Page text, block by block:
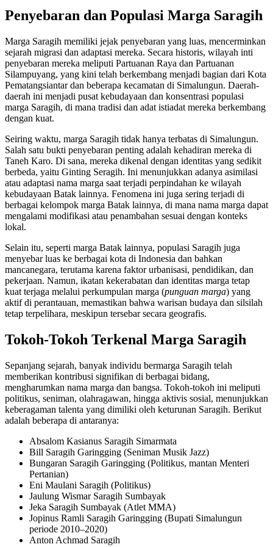
Penyebaran dan Populasi Marga Saragih
Marga Saragih memiliki jejak penyebaran yang luas, mencerminkan
sejarah migrasi dan adaptasi mereka. Secara historis, wilayah inti
penyebaran mereka meliputi Partuanan Raya dan Partuanan
Silampuyang, yang kini telah berkembang menjadi bagian dari Kota
Pematangsiantar dan beberapa kecamatan di Simalungun. Daerah-
daerah ini menjadi pusat kebudayaan dan konsentrasi populasi
marga Saragih, di mana tradisi dan adat istiadat mereka berkembang
dengan kuat.
Seiring waktu, marga Saragih tidak hanya terbatas di Simalungun.
Salah satu bukti penyebaran penting adalah kehadiran mereka di
Taneh Karo. Di sana, mereka dikenal dengan identitas yang sedikit
berbeda, yaitu Ginting Seragih. Ini menunjukkan adanya asimilasi
atau adaptasi nama marga saat terjadi perpindahan ke wilayah
kebudayaan Batak lainnya. Fenomena ini juga sering terjadi di
berbagai kelompok marga Batak lainnya, di mana nama marga dapat
mengalami modifikasi atau penambahan sesuai dengan konteks
lokal.
Selain itu, seperti marga Batak lainnya, populasi Saragih juga
menyebar luas ke berbagai kota di Indonesia dan bahkan
mancanegara, terutama karena faktor urbanisasi, pendidikan, dan
pekerjaan. Namun, ikatan kekerabatan dan identitas marga tetap
kuat terjaga melalui perkumpulan marga (punguan marga) yang
aktif di perantauan, memastikan bahwa warisan budaya dan silsilah
tetap terpelihara, meskipun tersebar secara geografis.
Tokoh-Tokoh Terkenal Marga Saragih
Sepanjang sejarah, banyak individu bermarga Saragih telah
memberikan kontribusi signifikan di berbagai bidang,
mengharumkan nama marga dan bangsa. Tokoh-tokoh ini meliputi
politikus, seniman, olahragawan, hingga aktivis sosial, menunjukkan
keberagaman talenta yang dimiliki oleh keturunan Saragih. Berikut
adalah beberapa di antaranya:
Absalom Kasianus Saragih Simarmata
Bill Saragih Garingging (Seniman Musik Jazz)
Bungaran Saragih Garingging (Politikus, mantan Menteri
Pertanian)
Eni Maulani Saragih (Politikus)
Jaulung Wismar Saragih Sumbayak
Jeka Saragih Sumbayak (Atlet MMA)
Jopinus Ramli Saragih Garingging (Bupati Simalungun
periode 2010–2020)
Anton Achmad Saragih